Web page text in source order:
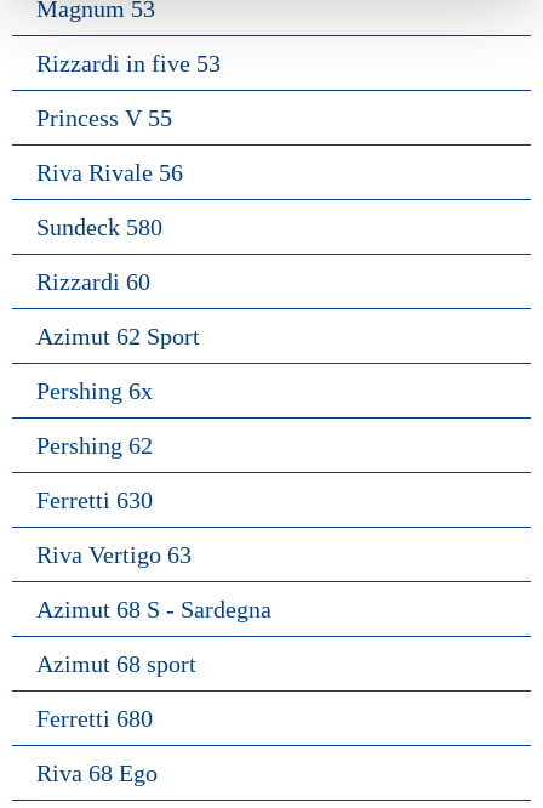
Magnum 53
Rizzardi in five 53
Princess V 55
Riva Rivale 56
Sundeck 580
Rizzardi 60
Azimut 62 Sport
Pershing 6x
Pershing 62
Ferretti 630
Riva Vertigo 63
Azimut 68 S - Sardegna
Azimut 68 sport
Ferretti 680
Riva 68 Ego